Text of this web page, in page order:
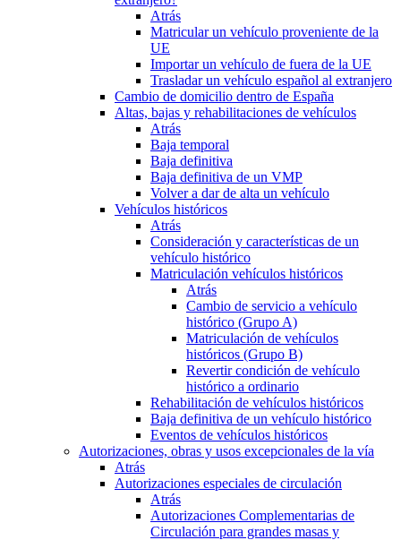
Atrás
Matricular un vehículo proveniente de la
UE
Importar un vehículo de fuera de la UE
Trasladar un vehículo español al extranjero
Cambio de domicilio dentro de España
Altas, bajas y rehabilitaciones de vehículos
Atrás
Baja temporal
Baja definitiva
Baja definitiva de un VMP
Volver a dar de alta un vehículo
Vehículos históricos
Atrás
Consideración y características de un
vehículo histórico
Matriculación vehículos históricos
Atrás
Cambio de servicio a vehículo
histórico (Grupo A)
Matriculación de vehículos
históricos (Grupo B)
Revertir condición de vehículo
histórico a ordinario
Rehabilitación de vehículos históricos
Baja definitiva de un vehículo histórico
Eventos de vehículos históricos
Autorizaciones, obras y usos excepcionales de la vía
Atrás
Autorizaciones especiales de circulación
Atrás
Autorizaciones Complementarias de
Circulación para grandes masas y